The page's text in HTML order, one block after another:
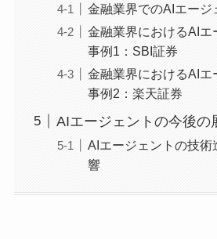
金融業界でのAIエージ
金融業界におけるAIエ
事例1：SBI証券
金融業界におけるAIエ
事例2：楽天証券
AIエージェントの今後の
AIエージェントの技術
響